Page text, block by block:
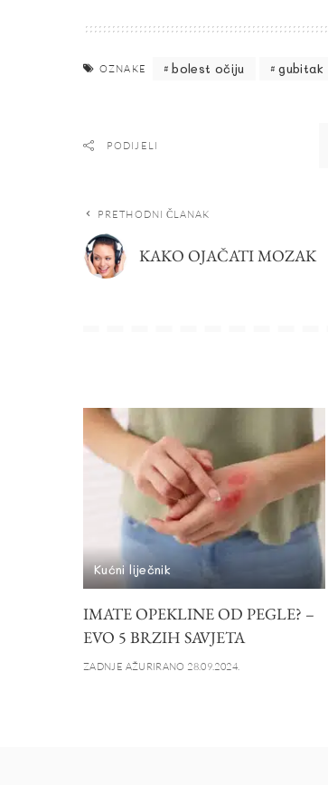
OZNAKE bolest očiju gubitak
PODIJELI
PRETHODNI ČLANAK
KAKO OJAČATI MOZAK
Kućni liječnik
IMATE OPEKLINE OD PEGLE? –
EVO 5 BRZIH SAVJETA
ZADNJE AŽURIRANO 28.09.2024.